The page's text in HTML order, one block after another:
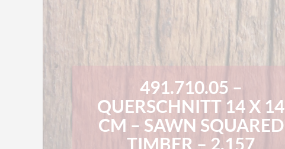
491.710.05 –
QUERSCHNITT 14 X 14
CM – SAWN SQUARED
TIMBER – 2.157